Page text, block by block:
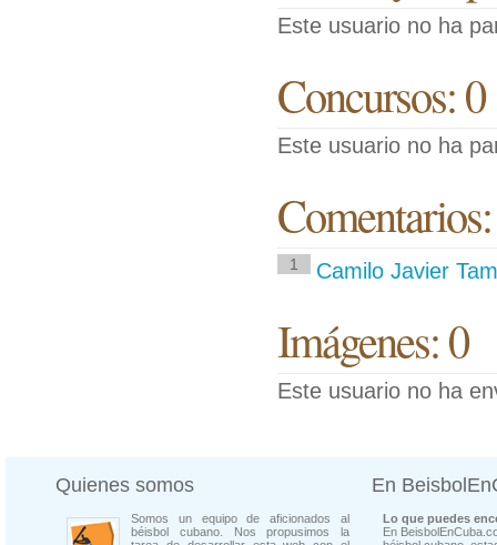
Este usuario no ha
Concursos: 0
Este usuario no ha
1 Camilo Javier
Imágenes: 0
Este usuario no ha
Quienes somos
Somos un equipo de aficionados al
béisbol cubano. Nos propusimos la
En
Lo que puedes
En